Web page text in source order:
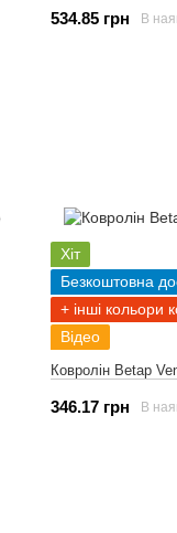
534.85 грн В
Хіт
Безкоштовна
+ інші кольори
Відео
Ковролін Betap
346.17 грн В